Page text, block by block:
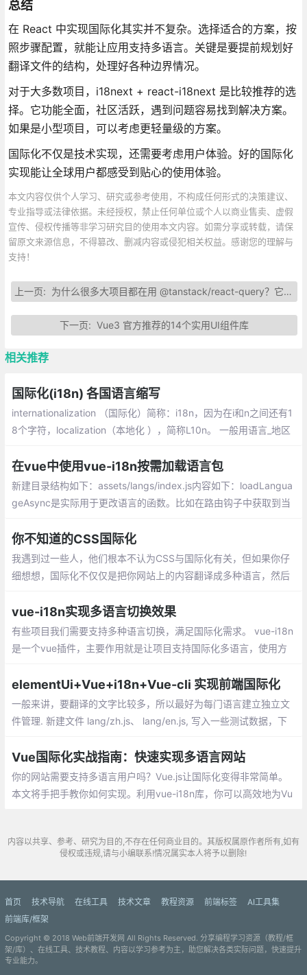
总结
在 React 中实现国际化其实并不复杂。选择适合的方案，按
照步骤配置，就能让应用支持多语言。关键是要提前规划好
翻译文件的结构，处理好各种边界情况。
对于大多数项目，i18next + react-i18next 是比较推荐的选
择。它功能全面，社区活跃，遇到问题容易找到解决方案。
如果是小型项目，可以考虑更轻量级的方案。
国际化不仅是技术实现，还需要考虑用户体验。好的国际化
实现能让全球用户都感受到贴心的使用体验。
本文内容仅供个人学习、研究或参考使用，不构成任何形式的决策建议、
专业指导或法律依据。未经授权，禁止任何单位或个人以商业售卖、虚假
宣传、侵权传播等非学习研究目的使用本文内容。如需分享或转载，请保
留原文来源信息，不得篡改、删减内容或侵犯相关权益。感谢您的理解与
支持！
上一页: 为什么很多大项目都在用 @tanstack/react-query？它解决了什么问题
下一页: Vue3 官方推荐的14个实用UI组件库
相关推荐
国际化(i18n) 各国语言缩写
internationalization （国际化）简称：i18n，因为在i和n之间还有1
8个字符，localization（本地化 ），简称L10n。 一般用语言_地区
在vue中使用vue-i18n按需加载语言包
新建目录结构如下：assets/langs/index.js内容如下：loadLangua
geAsync是实际用于更改语言的函数。比如在路由钩子中获取到当
你不知道的CSS国际化
我遇到过一些人，他们根本不认为CSS与国际化有关，但如果你仔
细想想，国际化不仅仅是把你网站上的内容翻译成多种语言，然后
会影响到母语人士使用您的网站的体验。
vue-i18n实现多语言切换效果
有些项目我们需要支持多种语言切换，满足国际化需求。 vue-i18n
是一个vue插件，主要作用就是让项目支持国际化多语言，使用方
18n实现切换中英文效果。
elementUi+Vue+i18n+Vue-cli 实现前端国际化
一般来讲，要翻译的文字比较多，所以最好为每门语言建立独立文
件管理. 新建文件 lang/zh.js、 lang/en.js, 写入一些测试数据，下
Vuex中。
Vue国际化实战指南：快速实现多语言网站
你的网站需要支持多语言用户吗？Vue.js让国际化变得非常简单。
本文将手把手教你如何实现。利用vue-i18n库，你可以高效地为Vu
内容以共享、参考、研究为目的,不存在任何商业目的。其版权属原作者所有,如有
侵权或违规,请与小编联系!情况属实本人将予以删除!
首页 技术导航 在线工具 技术文章 教程资源 前端标签
AI工具集
前端库/框架